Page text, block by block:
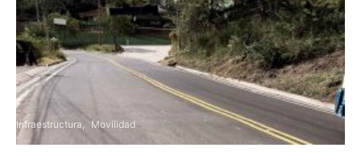
Infraestructura Movilidad